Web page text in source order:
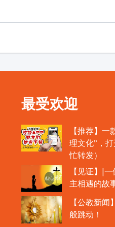
最受欢迎
【推荐】一
理文化”，
忙转发）
【见证】|
主相遇的故
【公教新
般跳动！